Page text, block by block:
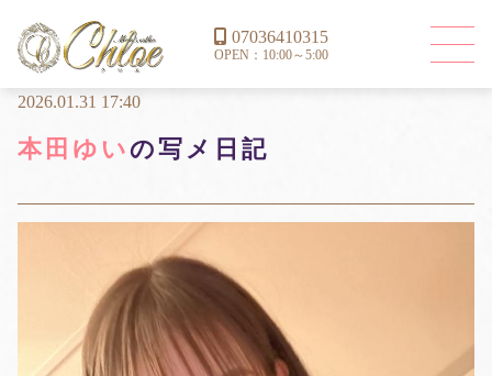
07036410315
OPEN：10:00～5:00
2026.01.31 17:40
本田ゆいの写メ日記